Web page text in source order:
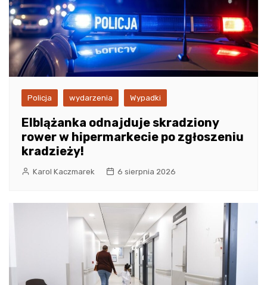
Policja wydarzenia Wypadki
Elblążanka odnajduje skradziony
rower w hipermarkecie po zgłoszeniu
kradzieży!
Karol Kaczmarek 6 sierpnia 2026